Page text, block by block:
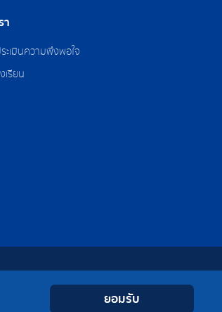
า
ะเมินความพึงพอใจ
เรียน
ยอมรับ
ContactYoutube
LINEFacebook
Instagram